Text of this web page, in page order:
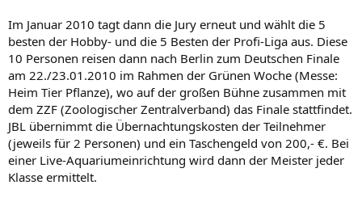
Im Januar 2010 tagt dann die Jury erneut und wählt die 5
besten der Hobby- und die 5 Besten der Profi-Liga aus. Diese
10 Personen reisen dann nach Berlin zum Deutschen Finale
am 22./23.01.2010 im Rahmen der Grünen Woche (Messe:
Heim Tier Pflanze), wo auf der großen Bühne zusammen mit
dem ZZF (Zoologischer Zentralverband) das Finale stattfindet.
JBL übernimmt die Übernachtungskosten der Teilnehmer
(jeweils für 2 Personen) und ein Taschengeld von 200,- €. Bei
einer Live-Aquariumeinrichtung wird dann der Meister jeder
Klasse ermittelt.